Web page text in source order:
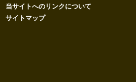
当サイトへのリンクについて
サイトマップ